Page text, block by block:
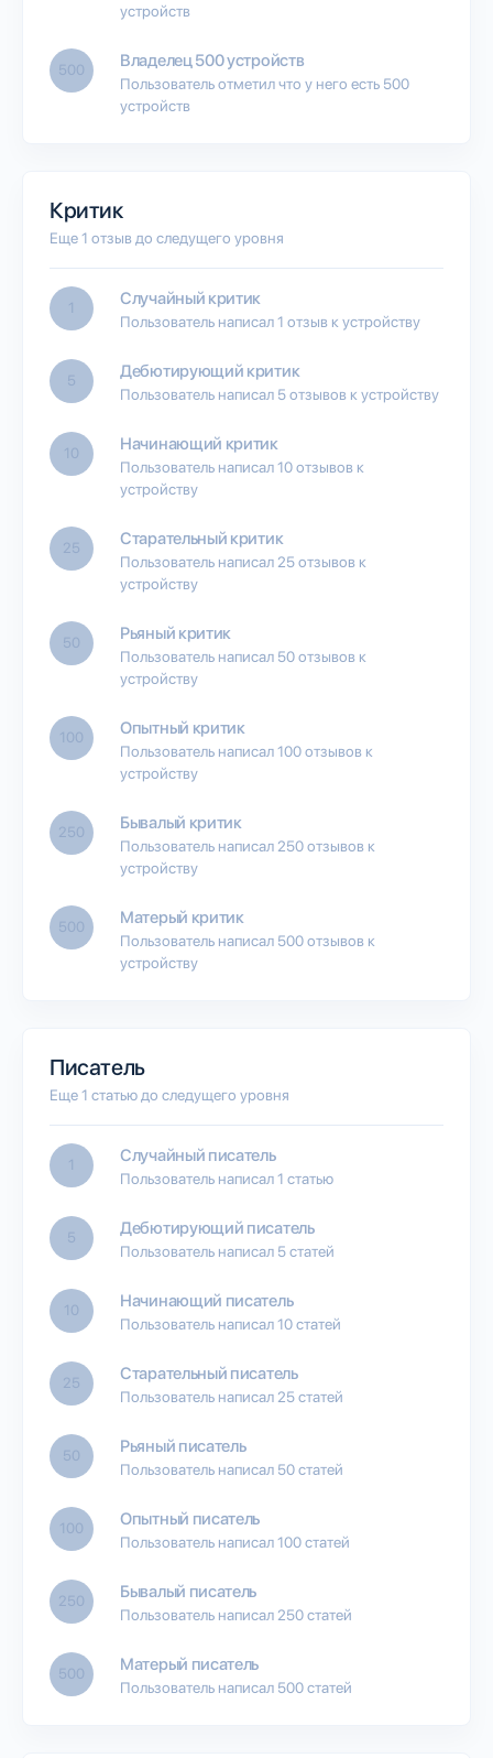
устройств
500 Владелец 500 устройств
Пользователь отметил что у него есть 500
устройств
Критик
Еще 1 отзыв до следущего уровня
1 Случайный критик
Пользователь написал 1 отзыв к устройству
5 Дебютирующий критик
Пользователь написал 5 отзывов к устройству
10 Начинающий критик
Пользователь написал 10 отзывов к
устройству
25 Старательный критик
Пользователь написал 25 отзывов к
устройству
50 Рьяный критик
Пользователь написал 50 отзывов к
устройству
100 Опытный критик
Пользователь написал 100 отзывов к
устройству
250 Бывалый критик
Пользователь написал 250 отзывов к
устройству
500 Матерый критик
Пользователь написал 500 отзывов к
устройству
Писатель
Еще 1 статью до следущего уровня
1 Случайный писатель
Пользователь написал 1 статью
5 Дебютирующий писатель
Пользователь написал 5 статей
10 Начинающий писатель
Пользователь написал 10 статей
25 Старательный писатель
Пользователь написал 25 статей
50 Рьяный писатель
Пользователь написал 50 статей
100 Опытный писатель
Пользователь написал 100 статей
250 Бывалый писатель
Пользователь написал 250 статей
500 Матерый писатель
Пользователь написал 500 статей